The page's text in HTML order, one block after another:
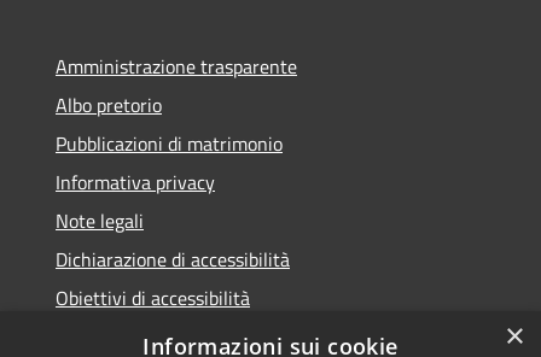
Amministrazione trasparente
Albo pretorio
Pubblicazioni di matrimonio
Informativa privacy
Note legali
Dichiarazione di accessibilità
Obiettivi di accessibilità
Whistleblowing
×
Informazioni sui cookie